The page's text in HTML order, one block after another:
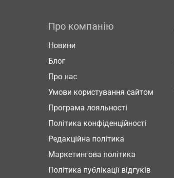
Про компанію
Новини
Блог
Про нас
Умови користування сайтом
Програма лояльності
Політика конфіденційності
Редакційна політика
Маркетингова політика
Політика публікації відгуків